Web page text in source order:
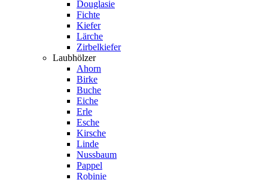
Douglasie
Fichte
Kiefer
Lärche
Zirbelkiefer
Laubhölzer
Ahorn
Birke
Buche
Eiche
Erle
Esche
Kirsche
Linde
Nussbaum
Pappel
Robinie